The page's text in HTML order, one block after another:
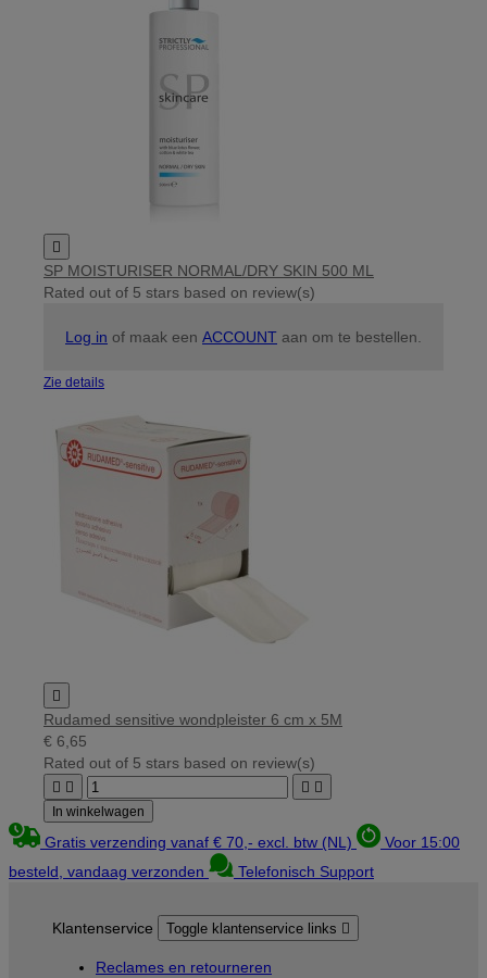

SP MOISTURISER NORMAL/DRY SKIN 500 ML
Rated out of 5 stars based on review(s)
Log in of maak een ACCOUNT aan om te bestellen.
Zie details

Rudamed sensitive wondpleister 6 cm x 5M
€ 6,65
Rated out of 5 stars based on review(s)
   
In winkelwagen
Gratis verzending vanaf € 70,- excl. btw (NL)
Voor 15:00
besteld, vandaag verzonden
Telefonisch Support
Klantenservice Toggle klantenservice links 
Reclames en retourneren